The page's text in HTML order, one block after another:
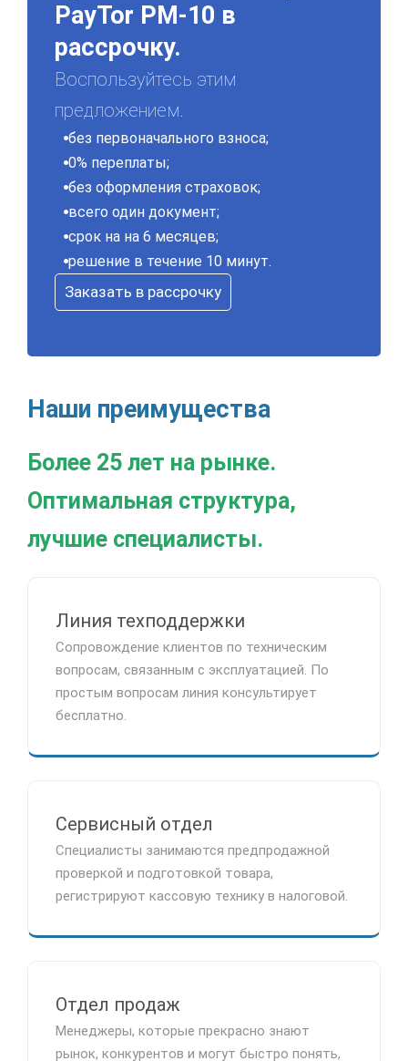
PayTor PM-10 в
рассрочку.
Воспользуйтесь этим
предложением.
без первоначального взноса;
0% переплаты;
без оформления страховок;
всего один документ;
срок на на 6 месяцев;
решение в течение 10 минут.
Заказать в рассрочку
Наши преимущества
Более 25 лет на рынке.
Оптимальная структура,
лучшие специалисты.
Линия техподдержки
Сопровождение клиентов по техническим
вопросам, связанным с эксплуатацией. По
простым вопросам линия консультирует
бесплатно.
Сервисный отдел
Специалисты занимаются предпродажной
проверкой и подготовкой товара,
регистрируют кассовую технику в налоговой.
Отдел продаж
Менеджеры, которые прекрасно знают
рынок, конкурентов и могут быстро понять,